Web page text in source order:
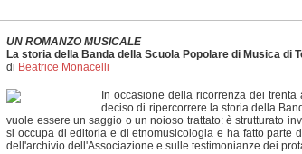
UN ROMANZO MUSICALE
La storia della Banda della Scuola Popolare di Musica di
di Beatrice Monacelli
In occasione della ricorrenza dei
deciso di ripercorrere la storia della
vuole essere un saggio o un noioso trattato: è strutturato
si occupa di editoria e di etnomusicologia e ha fatto parte
dell'archivio dell'Associazione e sulle testimonianze dei